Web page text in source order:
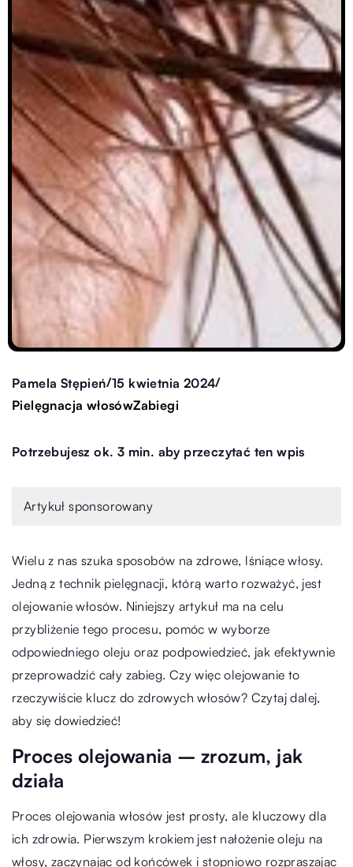
Pamela Stępień/15 kwietnia 2024/
Pielęgnacja włosówZabiegi
Potrzebujesz ok. 3 min. aby przeczytać ten wpis
Artykuł sponsorowany
Wielu z nas szuka sposobów na zdrowe, lśniące włosy.
Jedną z technik pielęgnacji, którą warto rozważyć, jest
olejowanie włosów. Niniejszy artykuł ma na celu
przybliżenie tego procesu, pomóc w wyborze
odpowiedniego oleju oraz podpowiedzieć, jak efektywnie
przeprowadzić cały zabieg. Czy więc olejowanie to
rzeczywiście klucz do zdrowych włosów? Czytaj dalej,
aby się dowiedzieć!
Proces olejowania – zrozum, jak
działa
Proces olejowania włosów jest prosty, ale kluczowy dla
ich zdrowia. Pierwszym krokiem jest nałożenie oleju na
włosy, zaczynając od końcówek i stopniowo rozpraszając